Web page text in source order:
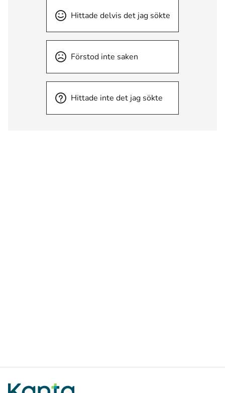
Hittade delvis det jag sökte
Förstod inte saken
Hittade inte det jag sökte